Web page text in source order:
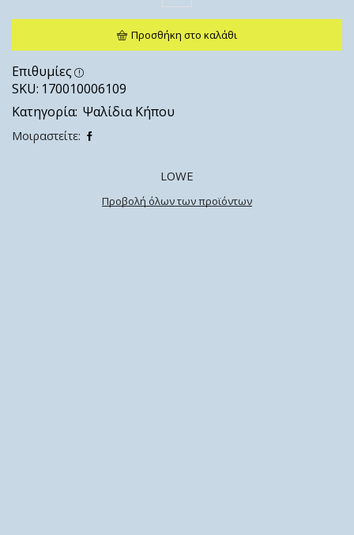
Προσθήκη στο καλάθι
Επιθυμίες
SKU: 170010006109
Κατηγορία: Ψαλίδια Κήπου
Μοιραστείτε:
LOWE
Προβολή όλων των προϊόντων